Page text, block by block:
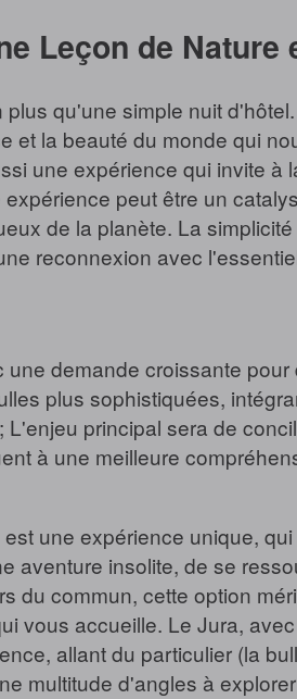
Leçon de
qu'une simple nuit
et la beauté du monde qui
une expérience qui invite
peut être un
de la planète. La
reconnexion avec
demande croissante
plus sophistiquées,
principal sera de
à une meilleure
une expérience unique,
aventure insolite, de se
du commun, cette option
vous accueille. Le Jura,
allant du particulier (la
multitude d'angles à